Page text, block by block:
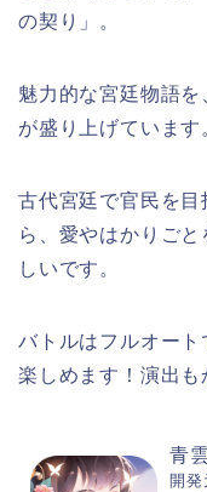
の契り」。
魅力的な宮廷物語を
が盛り上げています
古代宮廷で官民を
ら、愛やはかりご
しいです。
バトルはフルオー
楽しめます！演出も
青
開発